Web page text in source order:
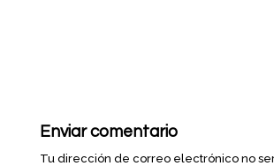
Enviar comentario
Tu dirección de correo electrónico no